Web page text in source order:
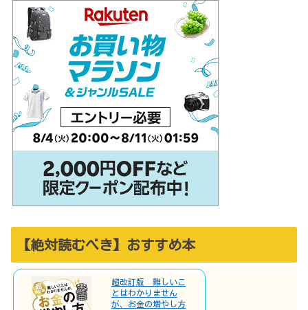
【絶対読むべき】おすすめ本
超改訂版 難しいこ
とはわかりません
が、お金の増やし方